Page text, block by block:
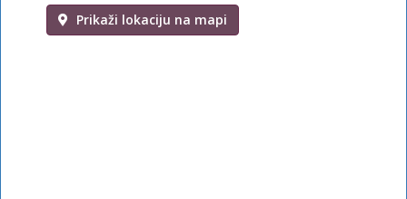
Prikaži lokaciju na mapi